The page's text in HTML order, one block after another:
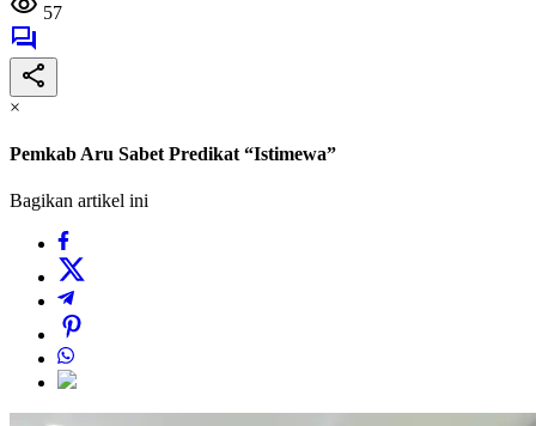
57
×
Pemkab Aru Sabet Predikat “Istimewa”
Bagikan artikel ini